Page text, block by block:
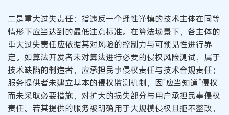
二是重大过失责任：指违反一个理性谨慎的技术主体在同等
情形下应当达到的最低注意标准。在算法场景下，各主体的
重大过失责任应依据其对风险的控制力与可预见性进行界
定。如算法开发者未对算法进行必要的侵权风险测试，属于
技术缺陷的制造者，应承担民事侵权责任与技术合规责任；
服务提供者未建立基本的侵权监测机制，因“应当知道”侵权
而未采取必要措施，对扩大的损失部分与用户承担民事侵权
责任。若其提供的服务被明确用于大规模侵权且拒不整改，